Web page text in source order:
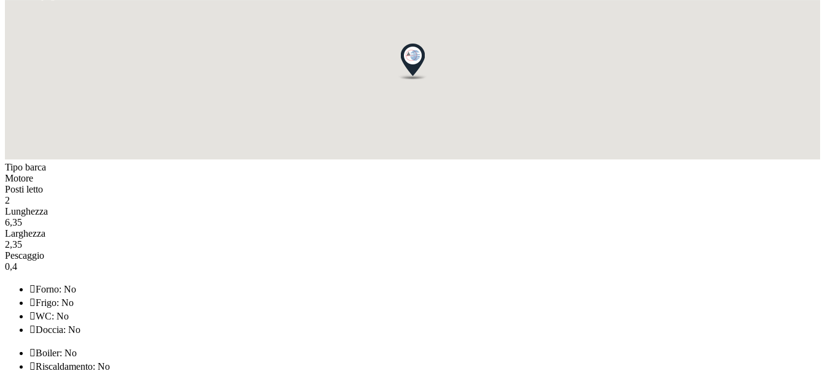
Tipo barca
Motore
Posti letto
2
Lunghezza
6,35
Larghezza
2,35
Pescaggio
0,4
Forno: No
Frigo: No
WC: No
Doccia: No
Boiler: No
Riscaldamento: No